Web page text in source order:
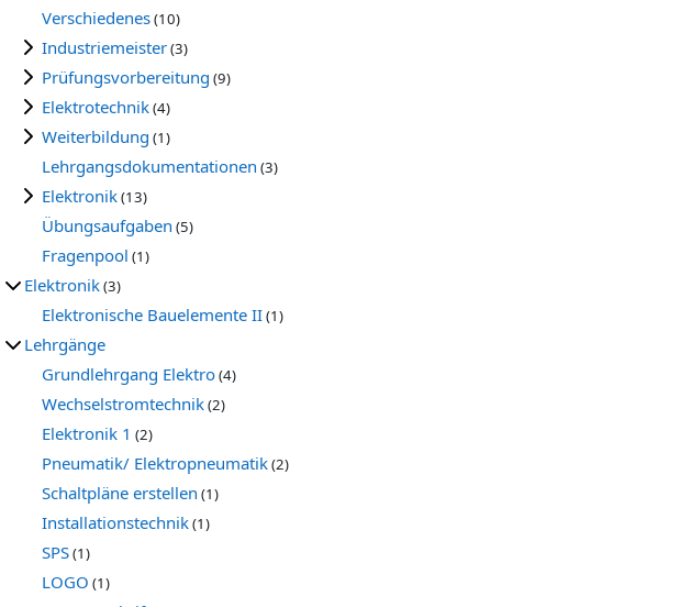
Verschiedenes(10)
Industriemeister(3)
Prüfungsvorbereitung (9)
Elektrotechnik(4)
Weiterbildung (1)
Lehrgangsdokumentationen (3)
Elektronik(13)
Übungsaufgaben (5)
Fragenpool (1)
Elektronik(3)
Elektronische Bauelemente II(1)
Lehrgänge
Grundlehrgang Elektro(4)
Wechselstromtechnik(2)
Elektronik 1 (2)
Pneumatik/ Elektropneumatik(2)
Schaltpläne erstellen (1)
Installationstechnik(1)
SPS(1)
LOGO (1)